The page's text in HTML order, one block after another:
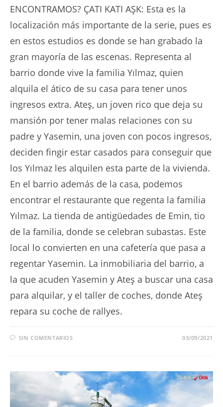
ENCONTRAMOS? ÇATI KATI AŞK: Esta es la
localización más importante de la serie, pues es
en estos estudios es donde se han grabado la
gran mayoría de las escenas. Representa al
barrio donde vive la familia Yılmaz, quien
alquila el ático de su casa para tener unos
ingresos extra. Ateş, un joven rico que deja su
mansión por tener malas relaciones con su
padre y Yasemin, una joven con pocos ingresos,
deciden fingir estar casados para conseguir que
los Yılmaz les alquilen esta parte de la vivienda.
En el barrio además de la casa, podemos
encontrar el restaurante que regenta la familia
Yılmaz. La tienda de antigüedades de Emin, tio
de la familia, donde se celebran subastas. Este
local lo convierten en una cafetería que pasa a
regentar Yasemin. La inmobiliaria del barrio, a
la que acuden Yasemin y Ateş a buscar una casa
para alquilar, y el taller de coches, donde Ateş
repara su coche de rallyes.
SIN COMENTARIOS 03/09/2021